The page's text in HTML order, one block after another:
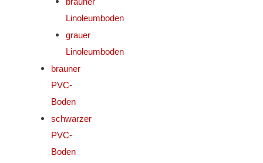
Linoleumboden
grauer
Linoleumboden
brauner
PVC-
Boden
schwarzer
PVC-
Boden